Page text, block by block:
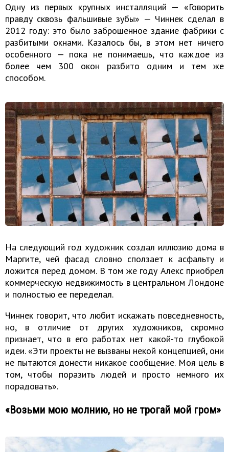
Одну из первых крупных инсталляций — «Говорить
правду сквозь фальшивые зубы» — Чиннек сделал в
2012 году: это было заброшенное здание фабрики с
разбитыми окнами. Казалось бы, в этом нет ничего
особенного — пока не понимаешь, что каждое из
более чем 300 окон разбито одним и тем же
способом.
На следующий год художник создал иллюзию дома в
Маргите, чей фасад словно сползает к асфальту и
ложится перед домом. В том же году Алекс приобрел
коммерческую недвижимость в центральном Лондоне
и полностью ее переделал.
Чиннек говорит, что любит искажать повседневность,
но, в отличие от других художников, скромно
признает, что в его работах нет какой-то глубокой
идеи. «Эти проекты не вызваны некой концепцией, они
не пытаются донести никакое сообщение. Моя цель в
том, чтобы поразить людей и просто немного их
порадовать».
«Возьми мою молнию, но не трогай мой гром»